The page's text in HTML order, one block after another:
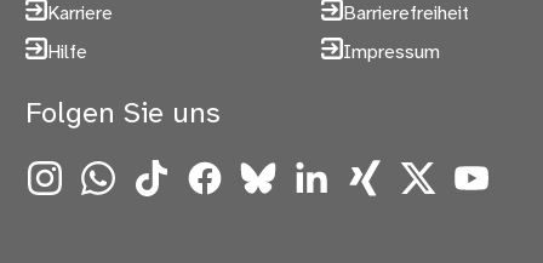
Karriere
Hilfe
Barrierefreiheit
Impressum
Folgen Sie uns
InstagramWhatsAppTikTokFacebookBlueskyLinkedInXing X YouTube